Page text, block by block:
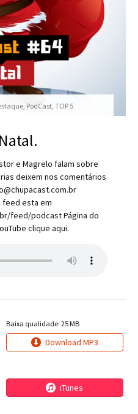
, PodCast,TOP 5
e Magrelo falam sobre
deixem nos comentários
feed esta em
feed/podcast Página do
clique aqui.
Baixa qualidade: 25 MB
Download MP3
iTunes